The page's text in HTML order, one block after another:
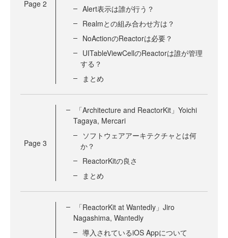
Page 2
Alert表示は誰が行う？
Realmとの組み合わせ方は？
NoActionのReactorは必要？
UITableViewCellのReactorは誰が管理
する？
まとめ
Page 3
「Architecture and ReactorKit」Yoichi
Tagaya, Mercari
ソフトウェアアーキテクチャとは何
か？
ReactorKitの良さ
まとめ
「ReactorKit at Wantedly」Jiro
Nagashima, Wantedly
導入されているiOS Appについて